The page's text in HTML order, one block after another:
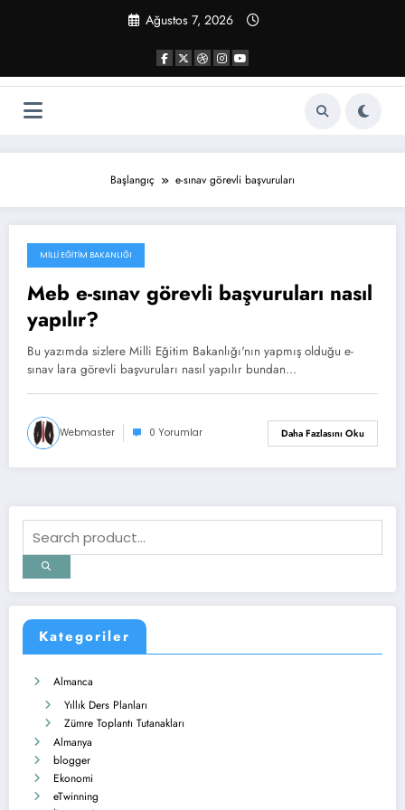
Ağustos 7, 2026
Başlangıç e-sınav görevli başvuruları
Kasım 8, 2020
MILLI EĞITIM BAKANLIĞI
Meb e-sınav görevli başvuruları nasıl
yapılır?
Bu yazımda sizlere Milli Eğitim Bakanlığı'nın yapmış olduğu e-
sınav lara görevli başvuruları nasıl yapılır bundan…
Webmaster 0 Yorumlar Daha Fazlasını Oku
Kategoriler
Almanca
Yıllık Ders Planları
Zümre Toplantı Tutanakları
Almanya
blogger
Ekonomi
eTwinning